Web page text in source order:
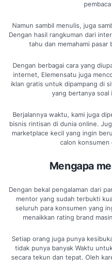
Namun sambil menulis, juga
Dengan hasil rangkuman dari
tahu dan memahami pasar
Dengan berbagai cara yang
internet, Elemensatu juga
iklan gratis untuk dipampang di
yang bertanya soal
Berjalannya waktu, kami juga
bisnis rintisan di dunia online.
marketplace kecil yang ingin
calon konsumen
Mengapa
Dengan bekal pengalaman dari
mentor yang sudah terbukti
seluruh para konsumen yang
menaikkan rating brand
Setiap orang juga punya
tidak punya banyak Waktu
secara tekun dan tepat. Oleh